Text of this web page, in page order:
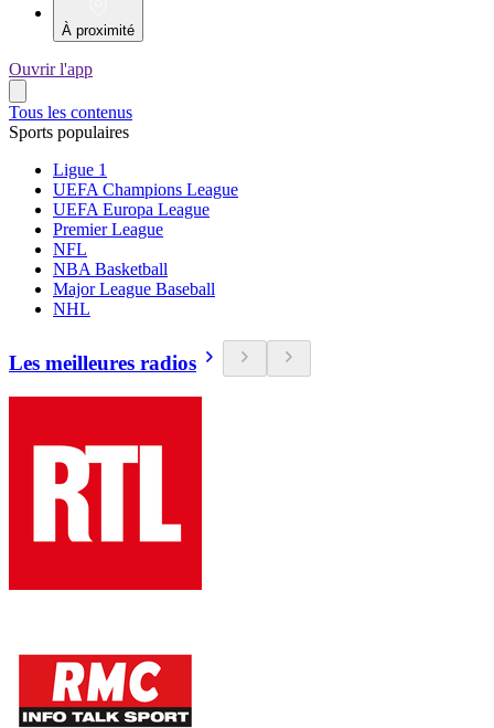
À proximité
Ouvrir l'app
Tous les contenus
Sports populaires
Ligue 1
UEFA Champions League
UEFA Europa League
Premier League
NFL
NBA Basketball
Major League Baseball
NHL
Les meilleures radios